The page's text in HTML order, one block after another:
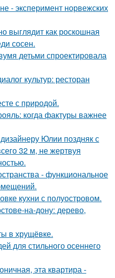
- эксперимент норвежских
выглядит как роскошная
сосен.
детьми спроектировала
культур: ресторан
с природой.
когда фактуры важнее
Юлии поздняк с
32 м, не жертвуя
- функциональное
кухни с полуостровом.
на-дону: дерево,
в хрущёвке.
для стильного осеннего
эта квартира -